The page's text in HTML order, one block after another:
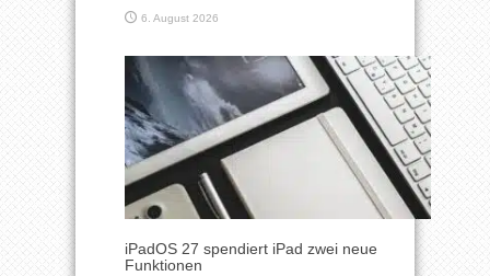
6. August 2026
iPadOS 27 spendiert iPad zwei neue
Funktionen